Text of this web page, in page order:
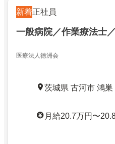
新着正社員
一般病院／作業療法士
医療法人徳洲会
茨城県 古河市 鴻巣
月給20.7万円〜